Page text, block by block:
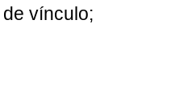
vínculo;